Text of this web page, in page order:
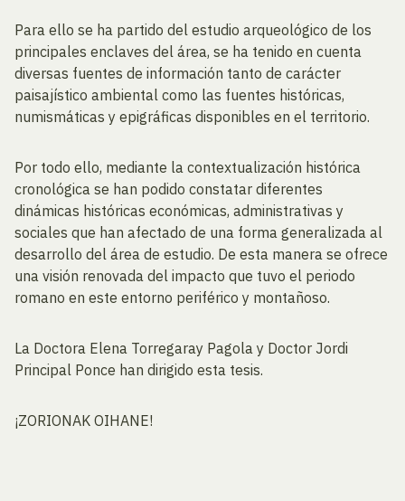
Para ello se ha partido del estudio arqueológico de los
principales enclaves del área, se ha tenido en cuenta
diversas fuentes de información tanto de carácter
paisajístico ambiental como las fuentes históricas,
numismáticas y epigráficas disponibles en el territorio.
Por todo ello, mediante la contextualización histórica
cronológica se han podido constatar diferentes
dinámicas históricas económicas, administrativas y
sociales que han afectado de una forma generalizada al
desarrollo del área de estudio. De esta manera se ofrece
una visión renovada del impacto que tuvo el periodo
romano en este entorno periférico y montañoso.
La Doctora Elena Torregaray Pagola y Doctor Jordi
Principal Ponce han dirigido esta tesis.
¡ZORIONAK OIHANE!